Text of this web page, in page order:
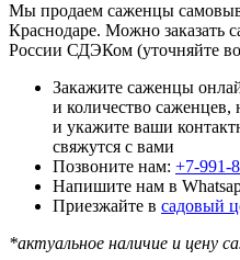
Мы продаем саженцы
Краснодаре. Можно заказать
России СДЭКом (уточняйте
Закажите саженцы
и количество саженцев,
и укажите ваши
свяжутся с вами
Позвоните нам: +7-991-
Напишите нам в
Приезжайте в садовый
*актуальное наличие и цену